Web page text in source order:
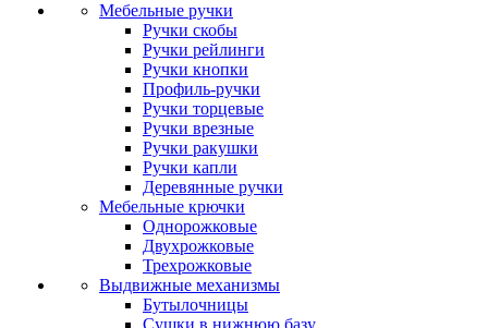
Мебельные ручки
Ручки скобы
Ручки рейлинги
Ручки кнопки
Профиль-ручки
Ручки торцевые
Ручки врезные
Ручки ракушки
Ручки капли
Деревянные ручки
Мебельные крючки
Однорожковые
Двухрожковые
Трехрожковые
Выдвижные механизмы
Бутылочницы
Сушки в нижнюю базу